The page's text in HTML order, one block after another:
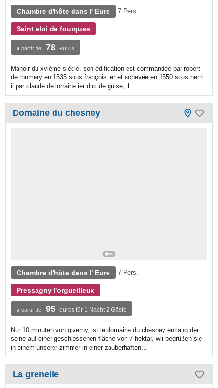
Chambre d'hôte dans l' Eure 7 Pers.
Saint eloi de fourques
à partir de 78 euros
Manoir du xvième siècle. son édification est commandée par robert
de thumery en 1535 sous françois ier et achevée en 1550 sous henri
ii par claude de lorraine ier duc de guise, il...
Domaine du chesney
Chambre d'hôte dans l' Eure 7 Pers.
Pressagny l'orgueilleux
à partir de 95 euros für 1 Nacht 2 Gäste
Nur 10 minuten von giverny, ist le domaine du chesney entlang der
seine auf einer geschlossenen fläche von 7 hektar. wir begrüßen sie
in einem unserer zimmer in einer zauberhaften...
La grenelle